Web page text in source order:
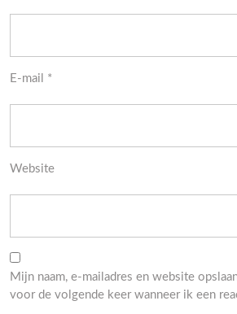
E-mail *
Website
Mijn naam, e-mailadres en website
voor de volgende keer wanneer ik een